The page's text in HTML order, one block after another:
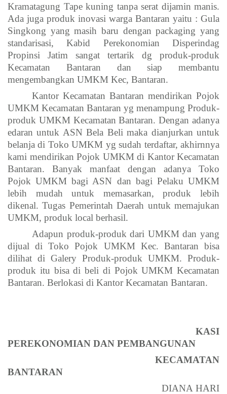
Kramatagung Tape kuning tanpa serat dijamin manis.
Ada juga produk inovasi warga Bantaran yaitu : Gula
Singkong yang masih baru dengan packaging yang
standarisasi, Kabid Perekonomian Disperindag
Propinsi Jatim sangat tertarik dg produk-produk
Kecamatan Bantaran dan siap membantu
mengembangkan UMKM Kec, Bantaran.
Kantor Kecamatan Bantaran mendirikan Pojok
UMKM Kecamatan Bantaran yg menampung Produk-
produk UMKM Kecamatan Bantaran. Dengan adanya
edaran untuk ASN Bela Beli maka dianjurkan untuk
belanja di Toko UMKM yg sudah terdaftar, akhirnnya
kami mendirikan Pojok UMKM di Kantor Kecamatan
Bantaran. Banyak manfaat dengan adanya Toko
Pojok UMKM bagi ASN dan bagi Pelaku UMKM
lebih mudah untuk memasarkan, produk lebih
dikenal. Tugas Pemerintah Daerah untuk memajukan
UMKM, produk local berhasil.
Adapun produk-produk dari UMKM dan yang
dijual di Toko Pojok UMKM Kec. Bantaran bisa
dilihat di Galery Produk-produk UMKM. Produk-
produk itu bisa di beli di Pojok UMKM Kecamatan
Bantaran. Berlokasi di Kantor Kecamatan Bantaran.
KASI
PEREKONOMIAN DAN PEMBANGUNAN
KECAMATAN
BANTARAN
DIANA HARI